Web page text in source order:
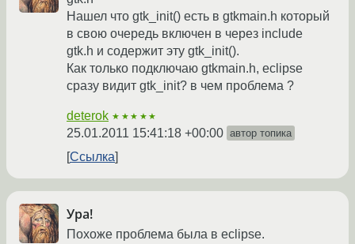
Нашел что gtk_init() есть в gtkmain.h который
в свою очередь включен в через include
gtk.h и содержит эту gtk_init().
Как только подключаю gtkmain.h, eclipse
сразу видит gtk_init? в чем проблема ?
deterok ★★★★★
25.01.2011 15:41:18 +00:00 автор топика
Ссылка
Ура!
Похоже проблема была в eclipse.